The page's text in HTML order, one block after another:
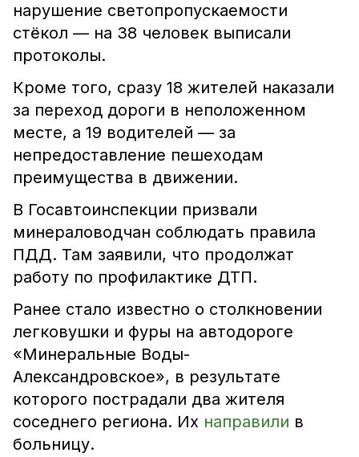
нарушение светопропускаемости
стёкол — на 38 человек выписали
протоколы.
Кроме того, сразу 18 жителей наказали
за переход дороги в неположенном
месте, а 19 водителей — за
непредоставление пешеходам
преимущества в движении.
В Госавтоинспекции призвали
минераловодчан соблюдать правила
ПДД. Там заявили, что продолжат
работу по профилактике ДТП.
Ранее стало известно о столкновении
легковушки и фуры на автодороге
«Минеральные Воды-
Александровское», в результате
которого пострадали два жителя
соседнего региона. Их направили в
больницу.